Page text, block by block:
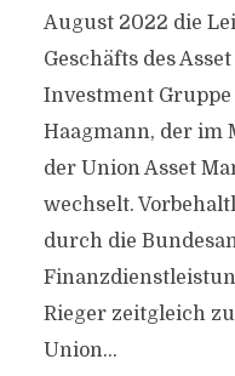
August 2022 die
Geschäfts des
Investment
Haagmann, der im
der Union Asset
wechselt.
durch die
Rieger zeitgleich
Union...